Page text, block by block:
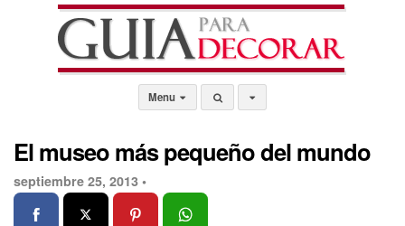
Menu
El museo más pequeño del mundo
septiembre 25, 2013 •